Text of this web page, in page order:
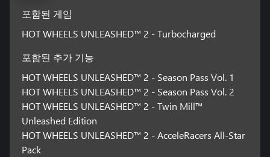
포함된 게임
HOT WHEELS UNLEASHED™ 2 - Turbocharged
포함된 추가 기능
HOT WHEELS UNLEASHED™ 2 - Season Pass Vol. 1
HOT WHEELS UNLEASHED™ 2 - Season Pass Vol. 2
HOT WHEELS UNLEASHED™ 2 - Twin Mill™
Unleashed Edition
HOT WHEELS UNLEASHED™ 2 - AcceleRacers All-Star
Pack